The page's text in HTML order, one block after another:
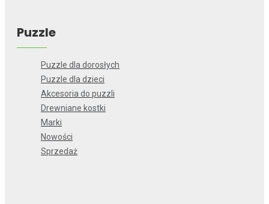
Puzzle
Puzzle dla dorosłych
Puzzle dla dzieci
Akcesoria do puzzli
Drewniane kostki
Marki
Nowości
Sprzedaż